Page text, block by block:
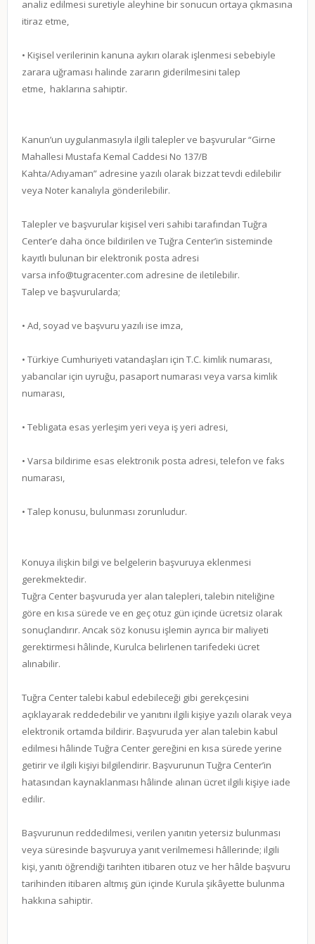
analiz edilmesi suretiyle aleyhine bir sonucun ortaya çıkmasına
itiraz etme,
• Kişisel verilerinin kanuna aykırı olarak işlenmesi sebebiyle
zarara uğraması halinde zararın giderilmesini talep
etme, haklarına sahiptir.
Kanun’un uygulanmasıyla ilgili talepler ve başvurular “Girne
Mahallesi Mustafa Kemal Caddesi No 137/B
Kahta/Adıyaman” adresine yazılı olarak bizzat tevdi edilebilir
veya Noter kanalıyla gönderilebilir.
Talepler ve başvurular kişisel veri sahibi tarafından Tuğra
Center’e daha önce bildirilen ve Tuğra Center’in sisteminde
kayıtlı bulunan bir elektronik posta adresi
varsa info@tugracenter.com adresine de iletilebilir.
Talep ve başvurularda;
• Ad, soyad ve başvuru yazılı ise imza,
• Türkiye Cumhuriyeti vatandaşları için T.C. kimlik numarası,
yabancılar için uyruğu, pasaport numarası veya varsa kimlik
numarası,
• Tebligata esas yerleşim yeri veya iş yeri adresi,
• Varsa bildirime esas elektronik posta adresi, telefon ve faks
numarası,
• Talep konusu, bulunması zorunludur.
Konuya ilişkin bilgi ve belgelerin başvuruya eklenmesi
gerekmektedir.
Tuğra Center başvuruda yer alan talepleri, talebin niteliğine
göre en kısa sürede ve en geç otuz gün içinde ücretsiz olarak
sonuçlandırır. Ancak söz konusu işlemin ayrıca bir maliyeti
gerektirmesi hâlinde, Kurulca belirlenen tarifedeki ücret
alınabilir.
Tuğra Center talebi kabul edebileceği gibi gerekçesini
açıklayarak reddedebilir ve yanıtını ilgili kişiye yazılı olarak veya
elektronik ortamda bildirir. Başvuruda yer alan talebin kabul
edilmesi hâlinde Tuğra Center gereğini en kısa sürede yerine
getirir ve ilgili kişiyi bilgilendirir. Başvurunun Tuğra Center’in
hatasından kaynaklanması hâlinde alınan ücret ilgili kişiye iade
edilir.
Başvurunun reddedilmesi, verilen yanıtın yetersiz bulunması
veya süresinde başvuruya yanıt verilmemesi hâllerinde; ilgili
kişi, yanıtı öğrendiği tarihten itibaren otuz ve her hâlde başvuru
tarihinden itibaren altmış gün içinde Kurula şikâyette bulunma
hakkına sahiptir.